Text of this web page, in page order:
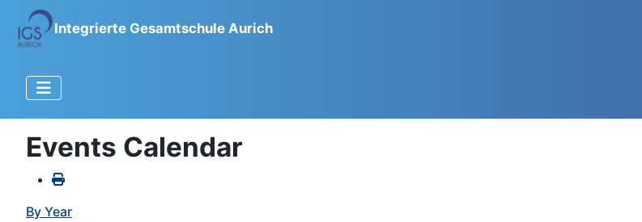
Integrierte Gesamtschule Aurich
Events Calendar
By Year